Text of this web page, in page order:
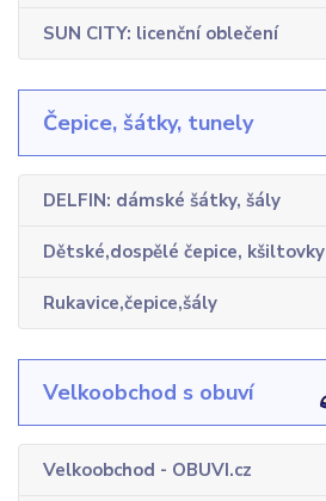
SUN CITY: licenční oblečení
Čepice, šátky, tunely
DELFIN: dámské šátky, šály
Dětské,dospělé čepice, kšiltovky
Rukavice,čepice,šály
Velkoobchod s obuví
Velkoobchod - OBUVI.cz